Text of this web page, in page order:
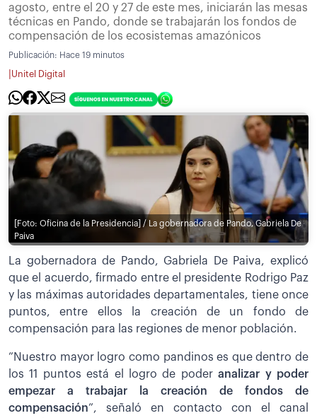
agosto, entre el 20 y 27 de este mes, iniciarán las mesas
técnicas en Pando, donde se trabajarán los fondos de
compensación de los ecosistemas amazónicos
Publicación: Hace 19 minutos
Unitel Digital
[Foto: Oficina de la Presidencia] / La gobernadora de Pando, Gabriela De
Paiva
La gobernadora de Pando, Gabriela De Paiva, explicó
que el acuerdo, firmado entre el presidente Rodrigo Paz
y las máximas autoridades departamentales, tiene once
puntos, entre ellos la creación de un fondo de
compensación para las regiones de menor población.
”Nuestro mayor logro como pandinos es que dentro de
los 11 puntos está el logro de poderanalizar y poder
empezar a trabajar la creación de fondos de
compensación”, señaló en contacto con el canal